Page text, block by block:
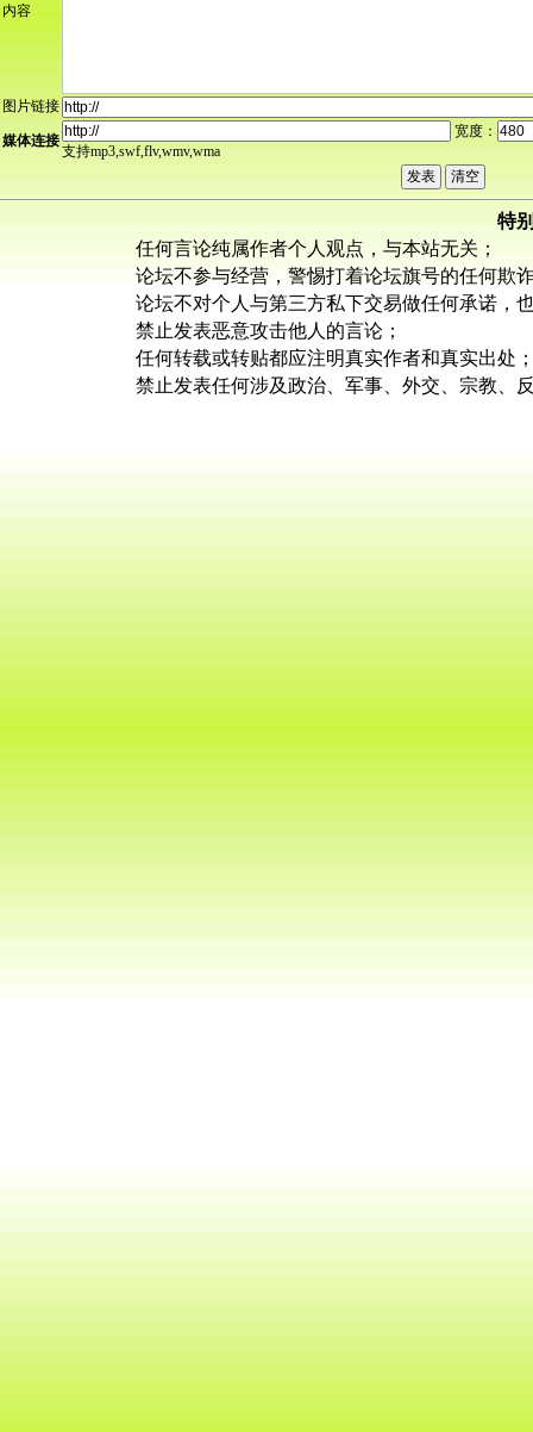
内容
图片链接
媒体连接
宽度：
支持mp3,swf,flv,wmv,wma
特
任何言论纯属作者个人观点，与本站无关；
论坛不参与经营，警惕打着论坛旗号的任何欺
论坛不对个人与第三方私下交易做任何承诺，
禁止发表恶意攻击他人的言论；
任何转载或转贴都应注明真实作者和真实出处
禁止发表任何涉及政治、军事、外交、宗教、